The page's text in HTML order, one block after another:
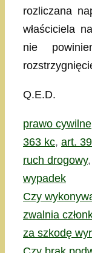
rozliczana
właściciela
nie
Q.E.D.
Kategorie
prawo cywilne
363 kc, art.
ruch drogowy,
wypadek
Czy
zwalnia
za szkodę